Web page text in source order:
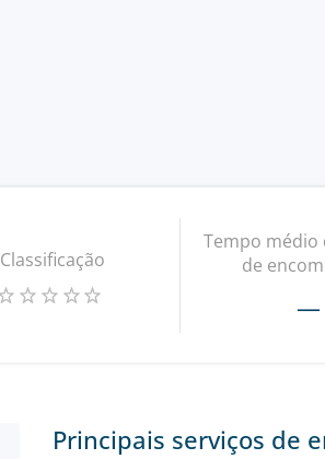
Classificação
Tempo médio
de
—
Principais serviços de